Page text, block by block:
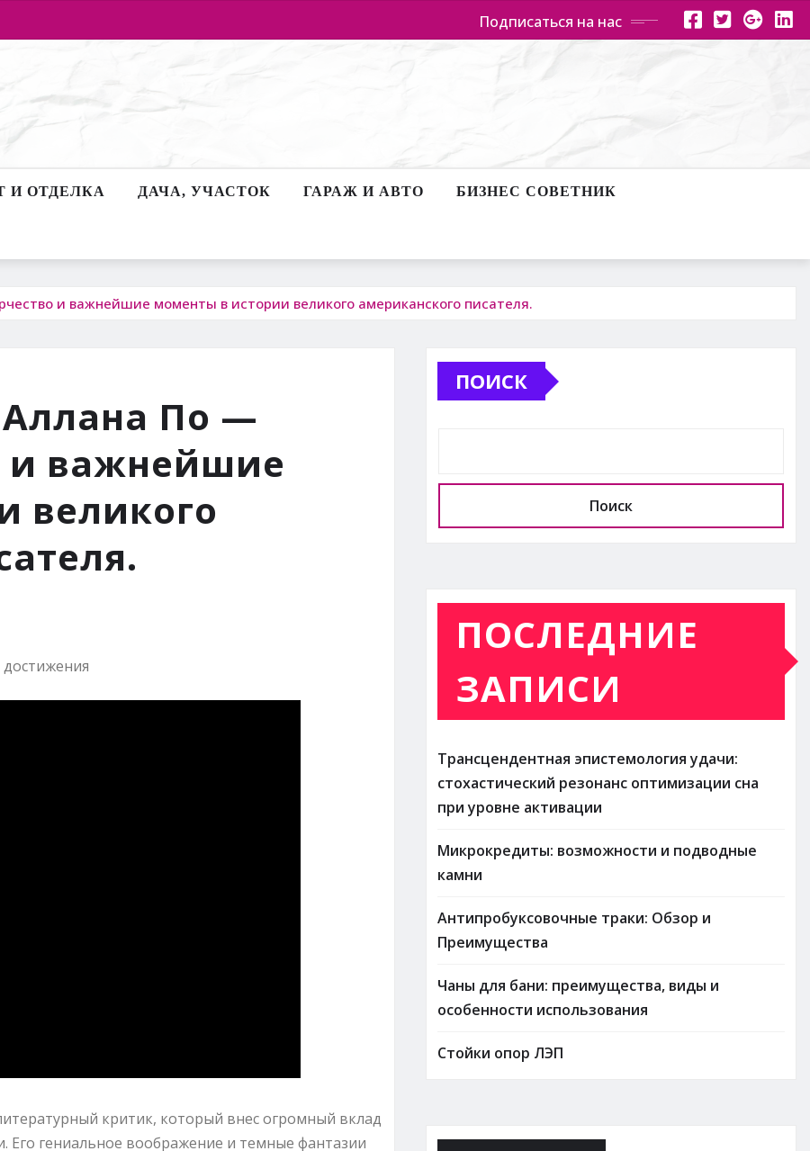
Подписаться на нас
И ОТДЕЛКА ДАЧА, УЧАСТОК ГАРАЖ И АВТО БИЗНЕС СОВЕТНИК
и важнейшие моменты в истории великого американского писателя.
По —
и важнейшие
великого
критик, который внес огромный вклад
Его гениальное воображение и темные фантазии
ПОИСК
Поиск
ПОСЛЕДНИЕ
ЗАПИСИ
Трансцендентная эпистемология удачи:
стохастический резонанс оптимизации сна
при уровне активации
Микрокредиты: возможности и подводные
камни
Антипробуксовочные траки: Обзор и
Преимущества
Чаны для бани: преимущества, виды и
особенности использования
Стойки опор ЛЭП